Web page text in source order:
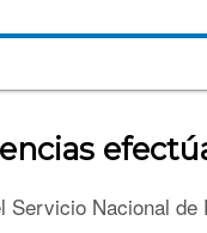
Nacional